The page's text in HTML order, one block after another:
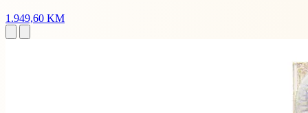
1.949,60 KM